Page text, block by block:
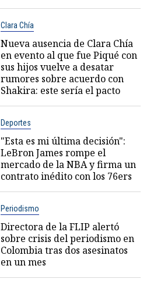
Clara Chía
Nueva ausencia de Clara Chía
en evento al que fue Piqué con
sus hijos vuelve a desatar
rumores sobre acuerdo con
Shakira: este sería el pacto
Deportes
"Esta es mi última decisión":
LeBron James rompe el
mercado de la NBA y firma un
contrato inédito con los 76ers
Periodismo
Directora de la FLIP alertó
sobre crisis del periodismo en
Colombia tras dos asesinatos
en un mes